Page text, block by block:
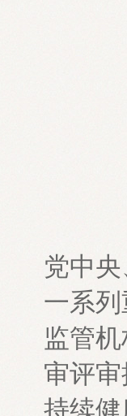
党中
一系
监管
审评
持续